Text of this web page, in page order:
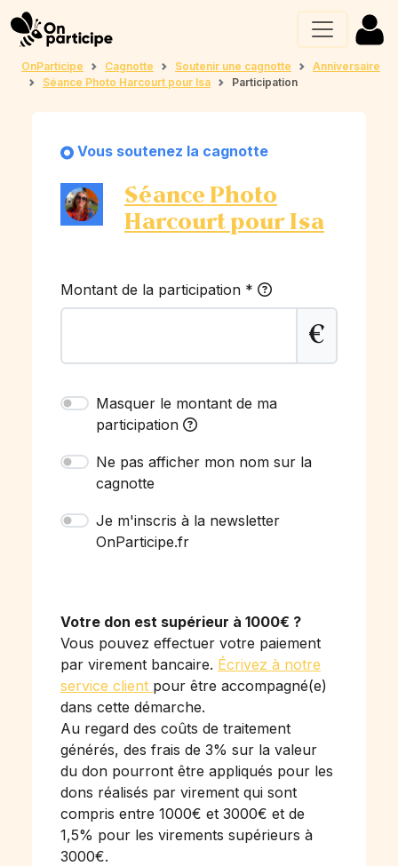
OnParticipe Cagnotte Soutenir une cagnotte
Anniversaire
Séance Photo Harcourt pour Isa
Participation
Vous soutenez la cagnotte
Séance Photo
Harcourt pour Isa
Montant de la participation *
€
Masquer le montant de ma
participation
Ne pas afficher mon nom sur la
cagnotte
Je m'inscris à la newsletter
OnParticipe.fr
Votre don est supérieur à 1000€ ?
Vous pouvez effectuer votre paiement
par virement bancaire. Écrivez à notre
service client pour être accompagné(e)
dans cette démarche.
Au regard des coûts de traitement
générés, des frais de 3% sur la valeur
du don pourront être appliqués pour les
dons réalisés par virement qui sont
compris entre 1000€ et 3000€ et de
1,5% pour les virements supérieurs à
3000€.